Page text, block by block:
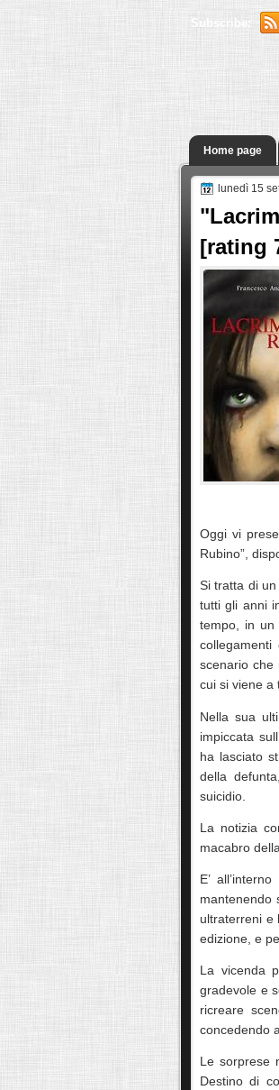
Subscribe:
Home page
lunedì 15
[rating
Oggi vi
Rubino”,
Si tratta di
tutti gli anni
tempo, in un
scenario che
cui si viene a
Nella sua
impiccata
ha lasciato
della
suicidio.
La notizia
macabro
E’
mantenendo
ultraterreni e
edizione, e
La vicenda
gradevole e
ricreare
concedendo
Le sorprese
Destino di